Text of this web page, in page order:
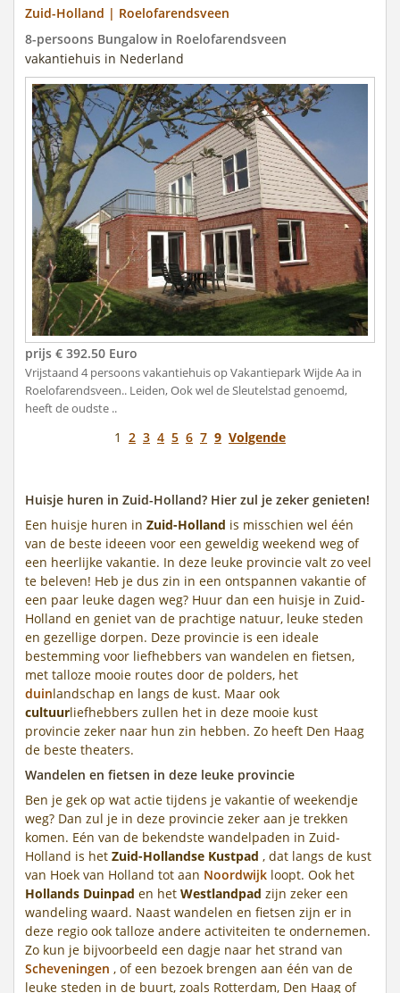
Zuid-Holland | Roelofarendsveen
8-persoons Bungalow in Roelofarendsveen
vakantiehuis in Nederland
prijs € 392.50 Euro
Vrijstaand 4 persoons vakantiehuis op Vakantiepark Wijde Aa in
Roelofarendsveen.. Leiden, Ook wel de Sleutelstad genoemd,
heeft de oudste ..
1 2 3 4 5 6 7 9 Volgende
Huisje huren in Zuid-Holland? Hier zul je zeker genieten!
Een huisje huren in Zuid-Holland is misschien wel één
van de beste ideeen voor een geweldig weekend weg of
een heerlijke vakantie. In deze leuke provincie valt zo veel
te beleven! Heb je dus zin in een ontspannen vakantie of
een paar leuke dagen weg? Huur dan een huisje in Zuid-
Holland en geniet van de prachtige natuur, leuke steden
en gezellige dorpen. Deze provincie is een ideale
bestemming voor liefhebbers van wandelen en fietsen,
met talloze mooie routes door de polders, het
duinlandschap en langs de kust. Maar ook
cultuurliefhebbers zullen het in deze mooie kust
provincie zeker naar hun zin hebben. Zo heeft Den Haag
de beste theaters.
Wandelen en fietsen in deze leuke provincie
Ben je gek op wat actie tijdens je vakantie of weekendje
weg? Dan zul je in deze provincie zeker aan je trekken
komen. Eén van de bekendste wandelpaden in Zuid-
Holland is het Zuid-Hollandse Kustpad , dat langs de kust
van Hoek van Holland tot aan Noordwijk loopt. Ook het
Hollands Duinpad en het Westlandpad zijn zeker een
wandeling waard. Naast wandelen en fietsen zijn er in
deze regio ook talloze andere activiteiten te ondernemen.
Zo kun je bijvoorbeeld een dagje naar het strand van
Scheveningen , of een bezoek brengen aan één van de
leuke steden in de buurt, zoals Rotterdam, Den Haag of